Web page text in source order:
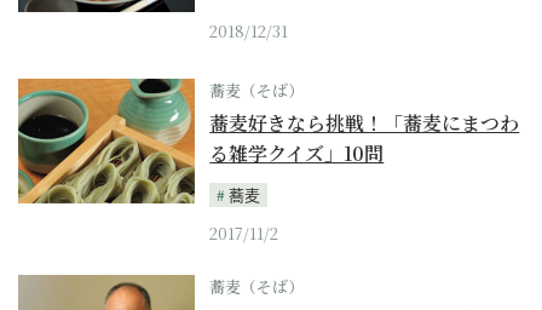
2018/12/31
蕎麦（そば）
蕎麦好きなら挑戦！「蕎麦にまつわ
る雑学クイズ」10問
蕎麦
2017/11/2
蕎麦（そば）